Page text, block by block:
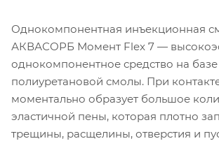
Однокомпонентная инъекционная
АКВАСОРБ Момент Flex 7 —
однокомпонентное средство на
полиуретановой смолы. При
моментально образует большое
эластичной пены, которая плотно
трещины, расщелины, отверстия и